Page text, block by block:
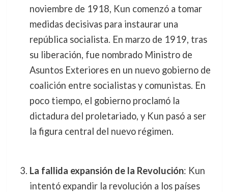
noviembre de 1918, Kun comenzó a tomar
medidas decisivas para instaurar una
república socialista. En marzo de 1919, tras
su liberación, fue nombrado Ministro de
Asuntos Exteriores en un nuevo gobierno de
coalición entre socialistas y comunistas. En
poco tiempo, el gobierno proclamó la
dictadura del proletariado, y Kun pasó a ser
la figura central del nuevo régimen.
La fallida expansión de la Revolución: Kun
intentó expandir la revolución a los países